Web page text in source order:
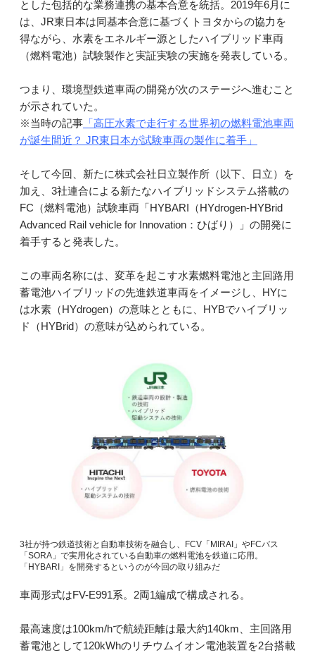
とした包括的な業務連携の基本合意を統括。2019年6月に
は、JR東日本は同基本合意に基づくトヨタからの協力を
得ながら、水素をエネルギー源としたハイブリッド車両
（燃料電池）試験製作と実証実験の実施を発表している。
つまり、環境型鉄道車両の開発が次のステージへ進むこと
が示されていた。
※当時の記事 「高圧水素で走行する世界初の燃料電池車両
が誕生間近？ JR東日本が試験車両の製作に着手」
そして今回、新たに株式会社日立製作所（以下、日立）を
加え、3社連合による新たなハイブリッドシステム搭載の
FC（燃料電池）試験車両「HYBARI（HYdrogen-HYBrid
Advanced Rail vehicle for Innovation：ひばり）」の開発に
着手すると発表した。
この車両名称には、変革を起こす水素燃料電池と主回路用
蓄電池ハイブリッドの先進鉄道車両をイメージし、HYに
は水素（HYdrogen）の意味とともに、HYBでハイブリッ
ド（HYBrid）の意味が込められている。
3社が持つ鉄道技術と自動車技術を融合し、FCV「MIRAI」やFCバス
「SORA」で実用化されている自動車の燃料電池を鉄道に応用。
「HYBARI」を開発するというのが今回の取り組みだ
車両形式はFV-E991系。2両1編成で構成される。
最高速度は100km/hで航続距離は最大約140km、主回路用
蓄電池として120kWhのリチウムイオン電池装置を2台搭載